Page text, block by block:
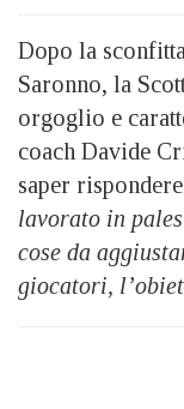
Dopo la
Saronno, la
orgoglio e
coach Davide
saper
lavorato in
cose da
giocatori,